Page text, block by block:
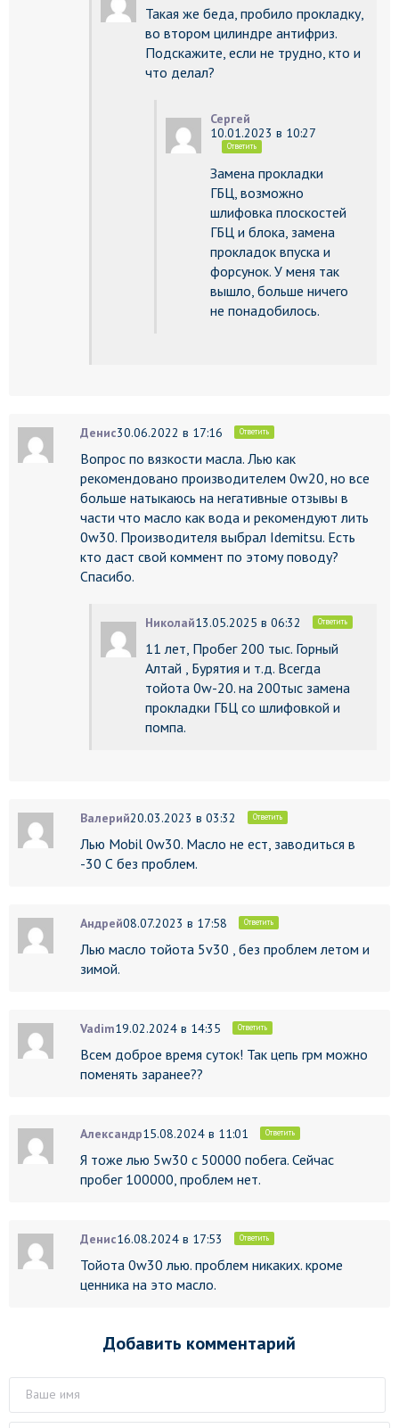
Такая же беда, пробило прокладку,
во втором цилиндре антифриз.
Подскажите, если не трудно, кто и
что делал?
Сергей
10.01.2023 в 10:27
Ответить
Замена прокладки
ГБЦ, возможно
шлифовка плоскостей
ГБЦ и блока, замена
прокладок впуска и
форсунок. У меня так
вышло, больше ничего
не понадобилось.
Денис30.06.2022 в 17:16 Ответить
Вопрос по вязкости масла. Лью как
рекомендовано производителем 0w20, но все
больше натыкаюсь на негативные отзывы в
части что масло как вода и рекомендуют лить
0w30. Производителя выбрал Idemitsu. Есть
кто даст свой коммент по этому поводу?
Спасибо.
Николай13.05.2025 в 06:32 Ответить
11 лет, Пробег 200 тыс. Горный
Алтай , Бурятия и т.д. Всегда
тойота 0w-20. на 200тыс замена
прокладки ГБЦ со шлифовкой и
помпа.
Валерий20.03.2023 в 03:32 Ответить
Лью Mobil 0w30. Масло не ест, заводиться в
-30 С без проблем.
Андрей08.07.2023 в 17:58 Ответить
Лью масло тойота 5v30 , без проблем летом и
зимой.
Vadim19.02.2024 в 14:35 Ответить
Всем доброе время суток! Так цепь грм можно
поменять заранее??
Александр15.08.2024 в 11:01 Ответить
Я тоже лью 5w30 с 50000 побега. Сейчас
пробег 100000, проблем нет.
Денис16.08.2024 в 17:53 Ответить
Тойота 0w30 лью. проблем никаких. кроме
ценника на это масло.
Добавить комментарий